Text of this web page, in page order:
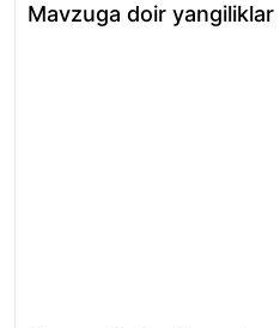
Mavzuga doir yangiliklar